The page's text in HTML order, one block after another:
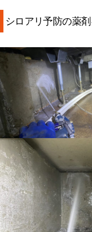
シロアリ予防の薬